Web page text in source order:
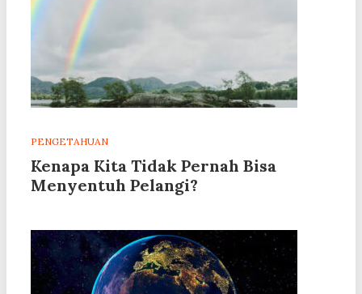
PENGETAHUAN
Kenapa Kita Tidak Pernah Bisa
Menyentuh Pelangi?